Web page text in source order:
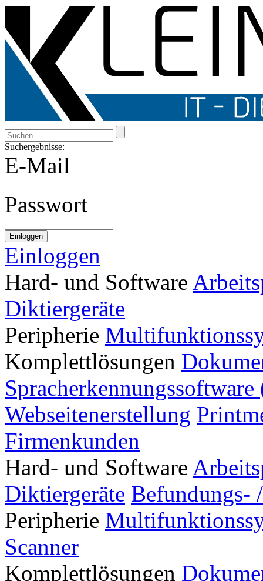
Suchergebnisse:
E-Mail
Passwort
Einloggen
Einloggen
Hard- und Software
Diktiergeräte
Peripherie
Komplettlösungen
Webseitenerstellung
Firmenkunden
Hard- und Software
Diktiergeräte Befundungs-
Peripherie
Scanner
Komplettlösungen